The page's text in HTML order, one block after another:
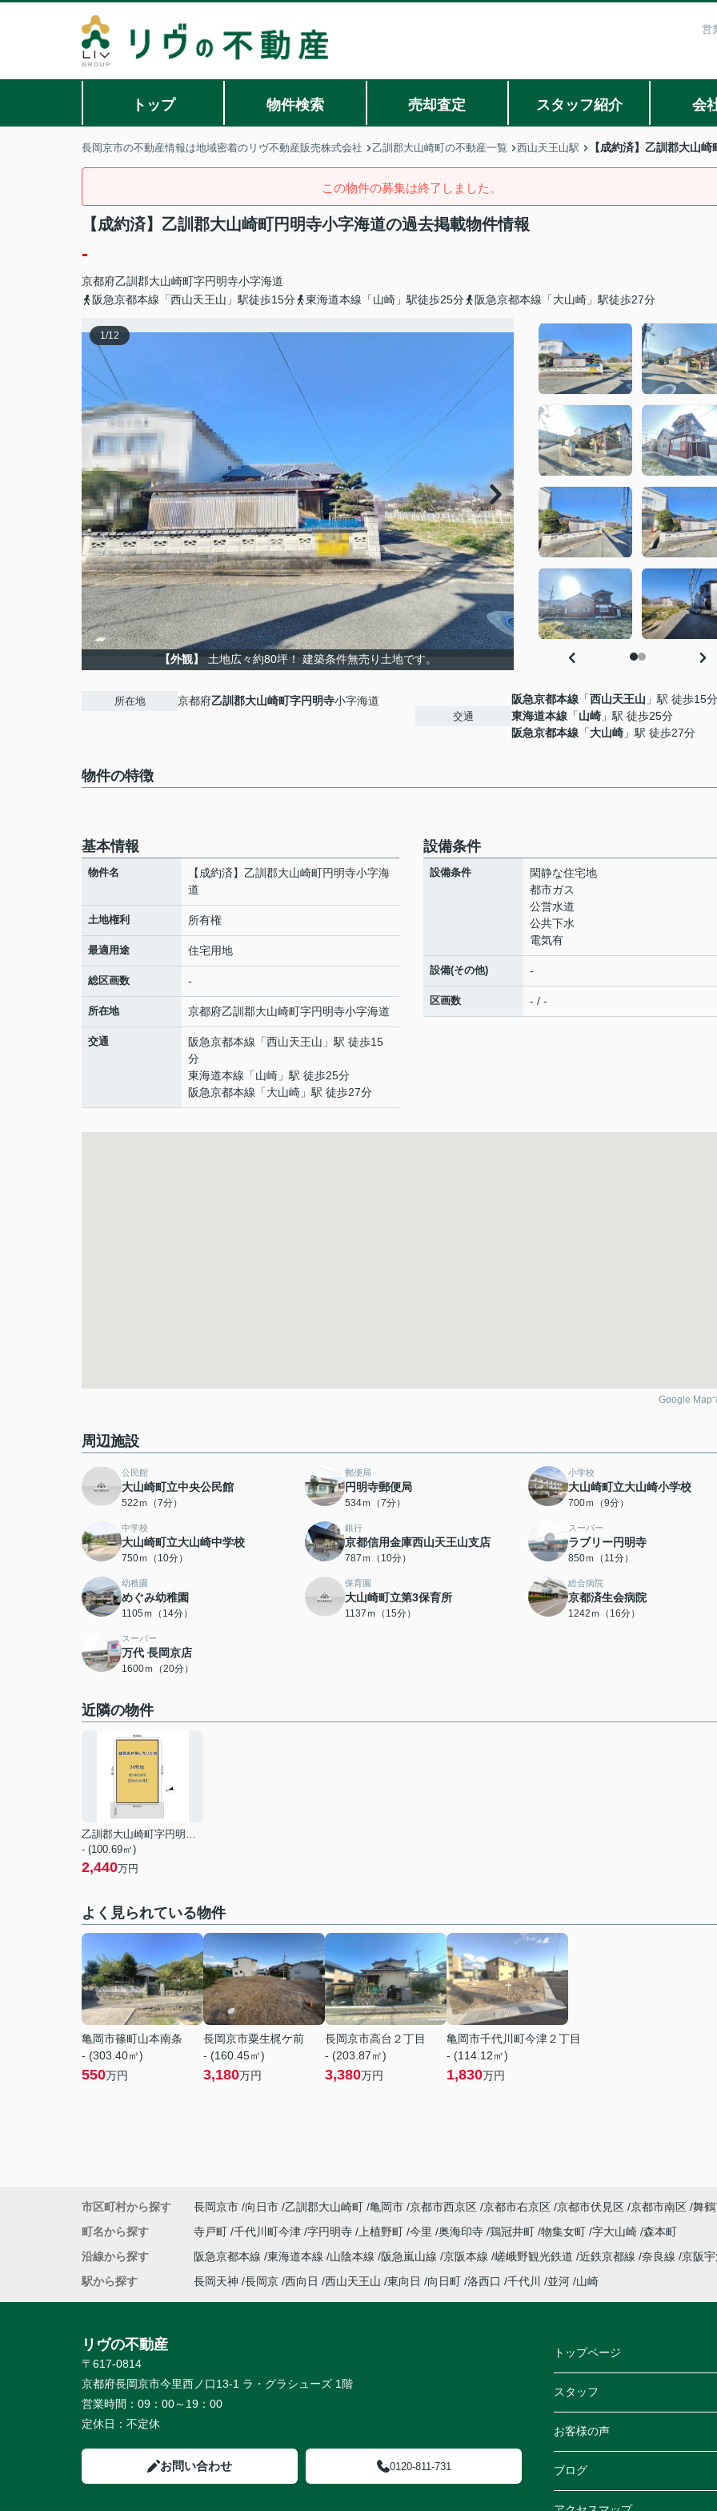
営
トップ 物件検索 売却査定 スタッフ紹介 会
長岡京市の不動産情報は地域密着のリヴ不動産販売株式会社 乙訓郡大山崎町の不動産一覧 西山天王山駅 【成約済】乙訓郡大山
この物件の募集は終了しました。
【成約済】乙訓郡大山崎町円明寺小字海道の過去掲載物件情報
-
京都府乙訓郡大山崎町字円明寺小字海道
阪急京都本線「西山天王山」駅徒歩15分
東海道本線「山崎」駅徒歩25分 阪急京都本線「大山崎」駅徒歩27分
1/12
【外観】 土地広々約80坪！ 建築条件無売り土地です。
所在地 京都府乙訓郡大山崎町字円明寺小字海道
交通
阪急京都本線 「西山天王山 」駅 徒歩15分
東海道本線 「山崎 」駅 徒歩25分
阪急京都本線 「大山崎 」駅 徒歩27分
物件の特徴
基本情報
物件名
【成約済】乙訓郡大山崎町円明寺小字海
道
土地権利 所有権
最適用途 住宅用地
総区画数 -
所在地 京都府乙訓郡大山崎町字円明寺小字海道
交通 阪急京都本線 「西山天王山 」駅 徒歩15
分
東海道本線 「山崎 」駅 徒歩25分
阪急京都本線 「大山崎 」駅 徒歩27分
設備条件
設備条件
閑静な住宅地
都市ガス
公営水道
公共下水
電気有
設備(その他) -
区画数 - / -
Google Map
周辺施設
公民館
大山崎町立中央公民館
522ｍ（7分）
郵便局
円明寺郵便局
534ｍ（7分）
小学校
大山崎町立大山崎小学校
700ｍ（9分）
中学校
大山崎町立大山崎中学校
750ｍ（10分）
銀行
京都信用金庫西山天王山支店
787ｍ（10分）
スーパー
ラブリー円明寺
850ｍ（11分）
幼稚園
めぐみ幼稚園
1105ｍ（14分）
保育園
大山崎町立第3保育所
1137ｍ（15分）
総合病院
京都済生会病院
1242ｍ（16分）
スーパー
万代 長岡京店
1600ｍ（20分）
近隣の物件
乙訓郡大山崎町字円明寺小字西法寺
- (100.69㎡)
2,440万円
よく見られている物件
亀岡市篠町山本南条
- (303.40㎡)
550万円
長岡京市粟生梶ケ前
- (160.45㎡)
3,180万円
長岡京市高台２丁目
- (203.87㎡)
3,380万円
亀岡市千代川町今津２丁目
- (114.12㎡)
1,830万円
市区町村から探す 長岡京市 向日市 乙訓郡大山崎町 亀岡市 京都市西京区 京都市右京区 京都市伏見区 京都市南区 舞
町名から探す
寺戸町 千代川町今津 字円明寺 上植野町 今里 奥海印寺 鶏冠井町 物集女町 字大山崎 森本町
沿線から探す
阪急京都本線 東海道本線 山陰本線 阪急嵐山線 京阪本線 嵯峨野観光鉄道 近鉄京都線 奈良線 京阪
駅から探す
長岡天神 長岡京 西向日 西山天王山 東向日 向日町 洛西口 千代川 並河 山崎
リヴの不動産
〒617-0814
京都府長岡京市今里西ノ口13-1 ラ・グラシューズ 1階
営業時間： 09：00～19：00
定休日： 不定休
お問い合わせ 0120-811-731
トップページ
スタッフ
お客様の声
ブログ